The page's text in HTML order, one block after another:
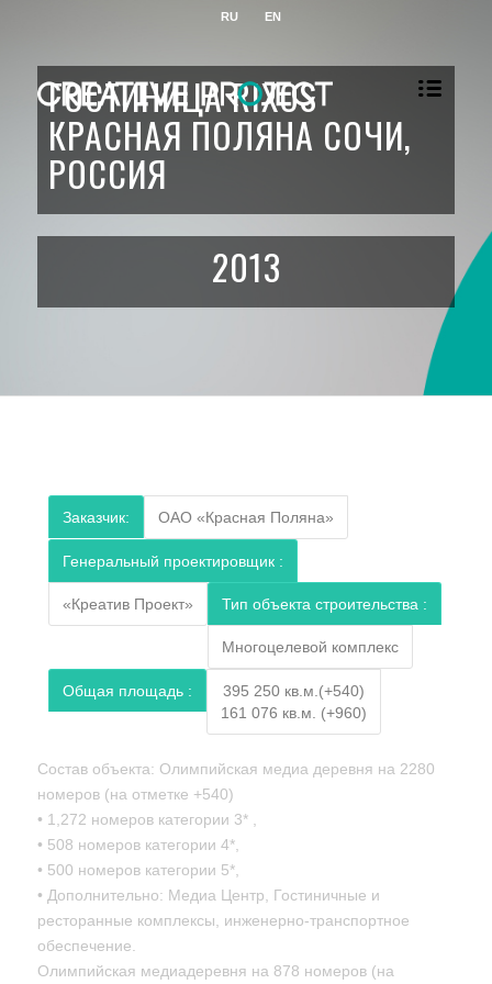
RU EN
ГОСТИНИЦА RIXOS
КРАСНАЯ ПОЛЯНА СОЧИ,
РОССИЯ
2013
Заказчик: ОАО «Красная Поляна»
Генеральный проектировщик :
«Креатив Проект» Тип объекта строительства :
Многоцелевой комплекс
Общая площадь :
395 250 кв.м.(+540)
161 076 кв.м. (+960)
Состав объекта: Олимпийская медиа деревня на 2280
номеров (на отметке +540)
• 1,272 номеров категории 3* ,
• 508 номеров категории 4*,
• 500 номеров категории 5*,
• Дополнительно: Медиа Центр, Гостиничные и
ресторанные комплексы, инженерно-транспортное
обеспечение.
Олимпийская медиадеревня на 878 номеров (на